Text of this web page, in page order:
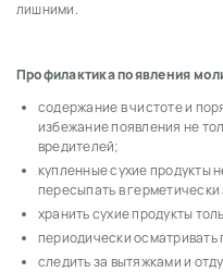
лишними.
Профилактика появления
содержание в чистоте и
избежание появления не
вредителей;
купленные сухие продукты
пересыпать в
хранить сухие продукты
периодически
следить за вытяжками и